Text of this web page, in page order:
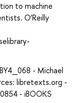
to machine
O’Reilly
- Michael
libretexts.org -
- iBOOKS